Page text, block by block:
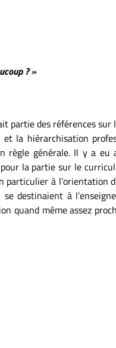
? »
partie des références sur
la hiérarchisation
règle générale. Il y a
la partie sur le
particulier à l’orientation
destinaient à
même assez